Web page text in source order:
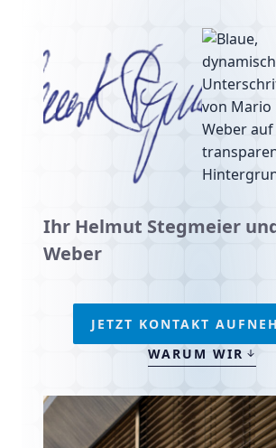
Ihr Helmut Stegmeier
Weber
JETZT KONTAKT
WARUM WIR